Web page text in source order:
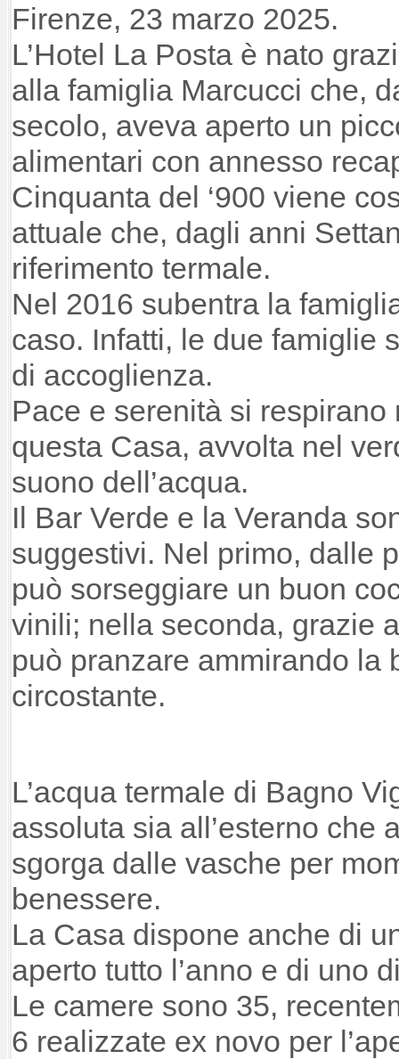
Firenze, 23 marzo 2025.
L’Hotel La Posta è nato
alla famiglia Marcucci che,
secolo, aveva aperto un
alimentari con annesso
Cinquanta del ‘900 viene
attuale che, dagli anni
riferimento termale.
Nel 2016 subentra la
caso. Infatti, le due famiglie
di accoglienza.
Pace e serenità si
questa Casa, avvolta nel
suono dell’acqua.
Il Bar Verde e la Veranda
suggestivi. Nel primo, dalle
può sorseggiare un buon
vinili; nella seconda, grazie
può pranzare ammirando la
circostante.
L’acqua termale di Bagno
assoluta sia all’esterno che
sgorga dalle vasche per
benessere.
La Casa dispone anche di
aperto tutto l’anno e di uno
Le camere sono 35,
6 realizzate ex novo per